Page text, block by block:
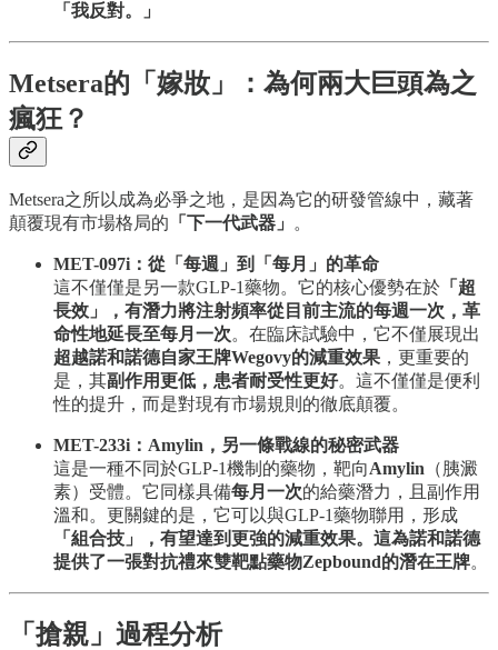
「我反對。」
Metsera的「嫁妝」：為何兩大巨頭為之
瘋狂？
Metsera之所以成為必爭之地，是因為它的研發管線中，藏著
顛覆現有市場格局的 「下一代武器」 。
MET-097i：從「每週」到「每月」的革命
這不僅僅是另一款GLP-1藥物。它的核心優勢在於 「超
長效」，有潛力將注射頻率從目前主流的每週一次，革
命性地延長至每月一次。在臨床試驗中，它不僅展現出
超越諾和諾德自家王牌Wegovy的減重效果 ，更重要的
是，其副作用更低，患者耐受性更好。這不僅僅是便利
性的提升，而是對現有市場規則的徹底顛覆。
MET-233i：Amylin，另一條戰線的秘密武器
這是一種不同於GLP-1機制的藥物，靶向Amylin （胰澱
素）受體。它同樣具備每月一次的給藥潛力，且副作用
溫和。更關鍵的是，它可以與GLP-1藥物聯用，形成
「組合技」，有望達到更強的減重效果。這為諾和諾德
提供了一張對抗禮來雙靶點藥物Zepbound的潛在王牌。
「搶親」過程分析